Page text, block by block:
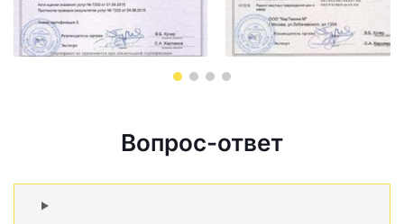
Вопрос-ответ